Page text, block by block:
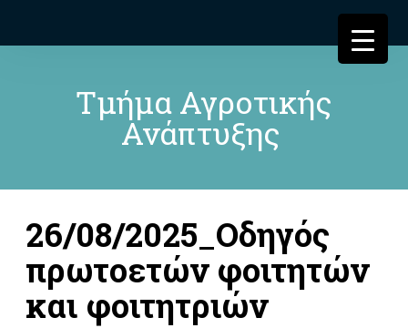
Τμήμα Αγροτικής
Ανάπτυξης
26/08/2025_Οδηγός
πρωτοετών φοιτητών
και φοιτητριών